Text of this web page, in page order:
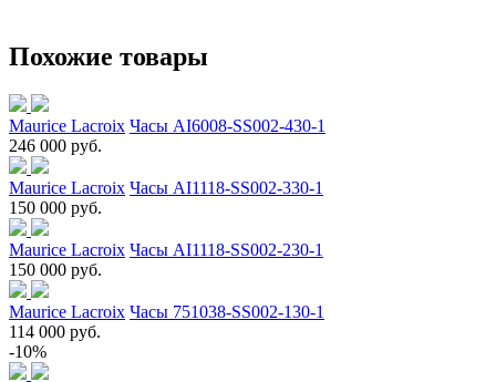
Похожие товары
Maurice Lacroix Часы AI6008-SS002-430-1
246 000 руб.
Maurice Lacroix Часы AI1118-SS002-330-1
150 000 руб.
Maurice Lacroix Часы AI1118-SS002-230-1
150 000 руб.
Maurice Lacroix Часы 751038-SS002-130-1
114 000 руб.
-10%